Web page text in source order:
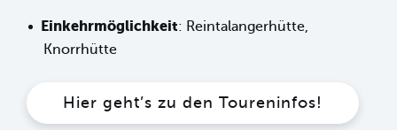
Einkehrmöglichkeit: Reintalangerhütte,
Knorrhütte
Hier geht’s zu den Toureninfos!